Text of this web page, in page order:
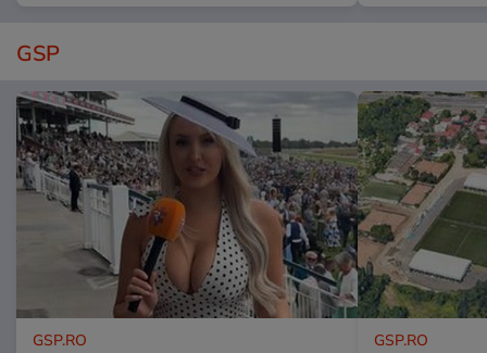
GSP
GSP.RO GSP.RO